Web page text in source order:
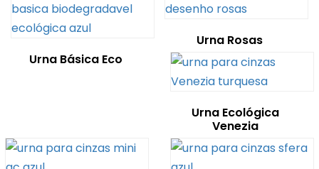
Urna Básica Eco
Urna Rosas
Urna Ecológica
Venezia